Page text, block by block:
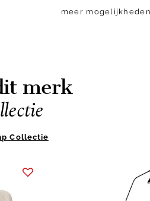
meer
merk
Collectie